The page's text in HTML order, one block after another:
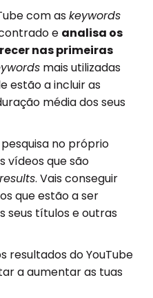
com askeywords
e analisa os
nas primeiras
mais utilizadas
estão a incluir as
média dos seus
no próprio
vídeos que são
. Vais conseguir
que estão a ser
seus títulos e outras
resultados do YouTube
a aumentar as tuas